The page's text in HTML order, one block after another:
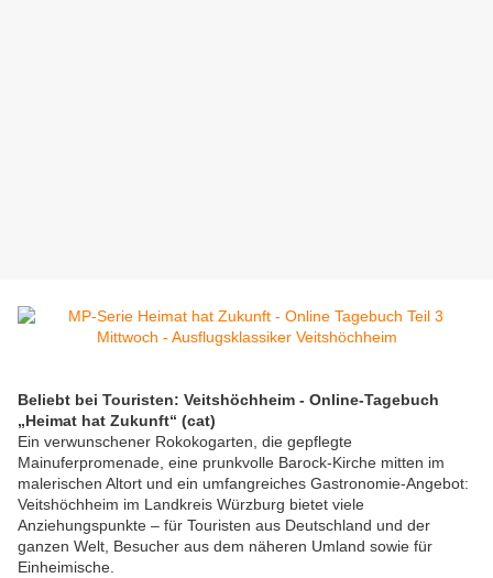
Beliebt bei Touristen: Veitshöchheim - Online-Tagebuch
„Heimat hat Zukunft“ (cat)
Ein verwunschener Rokokogarten, die gepflegte
Mainuferpromenade, eine prunkvolle Barock-Kirche mitten im
malerischen Altort und ein umfangreiches Gastronomie-Angebot:
Veitshöchheim im Landkreis Würzburg bietet viele
Anziehungspunkte – für Touristen aus Deutschland und der
ganzen Welt, Besucher aus dem näheren Umland sowie für
Einheimische.